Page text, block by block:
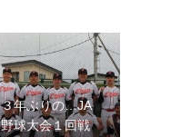
３年ぶりの…JA
野球大会１回戦